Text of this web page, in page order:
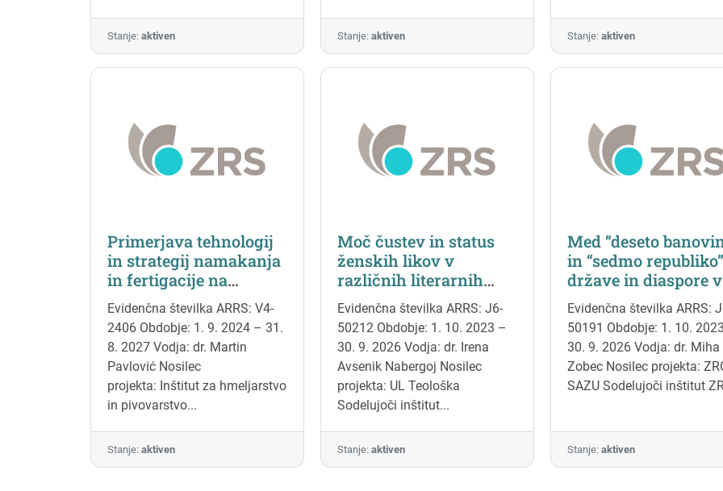
Stanje: aktiven Stanje: aktiven Stanje: aktiven
Primerjava tehnologij
in strategij namakanja
in fertigacije na
izbranih kulturah
Evidenčna številka ARRS: V4-
2406 Obdobje: 1. 9. 2024 – 31.
8. 2027 Vodja: dr. Martin
Pavlović Nosilec
projekta: Inštitut za hmeljarstvo
in pivovarstvo...
Stanje: aktiven
Moč čustev in status
ženskih likov v
različnih literarnih
žanrih Stare zaveze
Evidenčna številka ARRS: J6-
50212 Obdobje: 1. 10. 2023 –
30. 9. 2026 Vodja: dr. Irena
Avsenik Nabergoj Nosilec
projekta: UL Teološka
Sodelujoči inštitut...
Stanje: aktiven
Med “deseto
in “sedmo
države in diaspore v
prvi in drugi
Jugoslaviji
Evidenčna številka ARRS:
50191 Obdobje: 1. 10.
30. 9. 2026 Vodja: dr. Miha
Zobec Nosilec projekta:
SAZU Sodelujoči inštitut
Stanje: aktiven